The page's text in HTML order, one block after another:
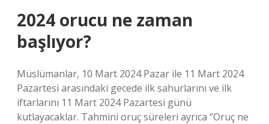
2024 orucu ne zaman
başlıyor?
Müslümanlar, 10 Mart 2024 Pazar ile 11 Mart 2024
Pazartesi arasındaki gecede ilk sahurlarını ve ilk
iftarlarını 11 Mart 2024 Pazartesi günü
kutlayacaklar. Tahmini oruç süreleri ayrıca “Oruç ne